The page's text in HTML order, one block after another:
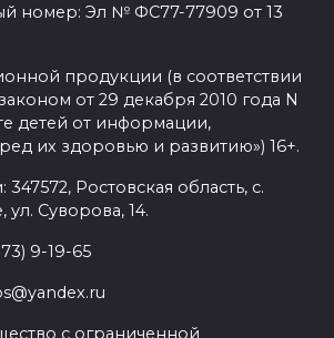
номер: Эл № ФС77-77909 от 13
продукции (в соответствии
от 29 декабря 2010 года N
детей от информации,
их здоровью и развитию») 16+.
Ростовская область, с.
ул. Суворова, 14.
9-19-65
с ограниченной